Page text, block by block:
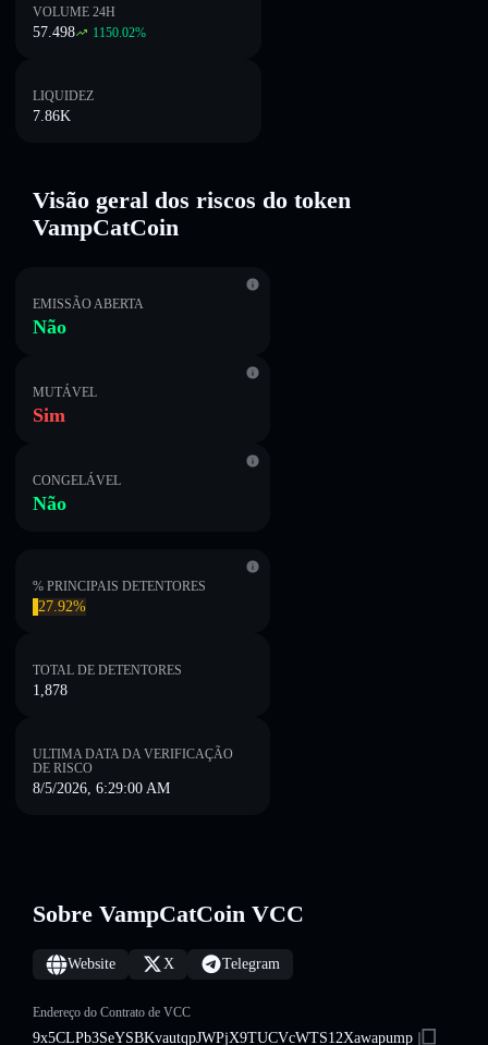
VOLUME 24H
57.498 1150.02%
LIQUIDEZ
7.86K
Visão geral dos riscos do token
VampCatCoin
EMISSÃO ABERTA
Não
MUTÁVEL
Sim
CONGELÁVEL
Não
% PRINCIPAIS DETENTORES
27.92%
TOTAL DE DETENTORES
1,878
ULTIMA DATA DA VERIFICAÇÃO
DE RISCO
8/5/2026, 6:29:00 AM
Sobre VampCatCoin VCC
Website X Telegram
Endereço do Contrato de VCC
9x5CLPb3SeYSBKvautqpJWPjX9TUCVcWTS12Xawapump